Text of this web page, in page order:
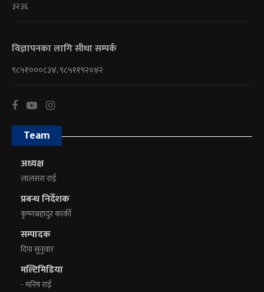
३२३६
विज्ञापनका लागि सीधा सम्पर्क
९८५१०००८३४, ९८५११९२०४२
Team
अध्यक्ष
लालसरा राई
प्रबन्ध निर्देशक
कृष्णबहादुर कार्की
सम्पादक
दिपा सुनुवार
मल्टिमिडिया
- मनिष राई